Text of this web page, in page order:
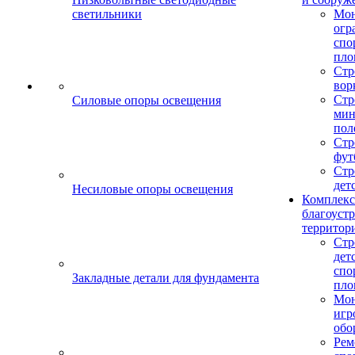
светильники
Силовые опоры освещения
Несиловые опоры освещения
Закладные детали для фундамента